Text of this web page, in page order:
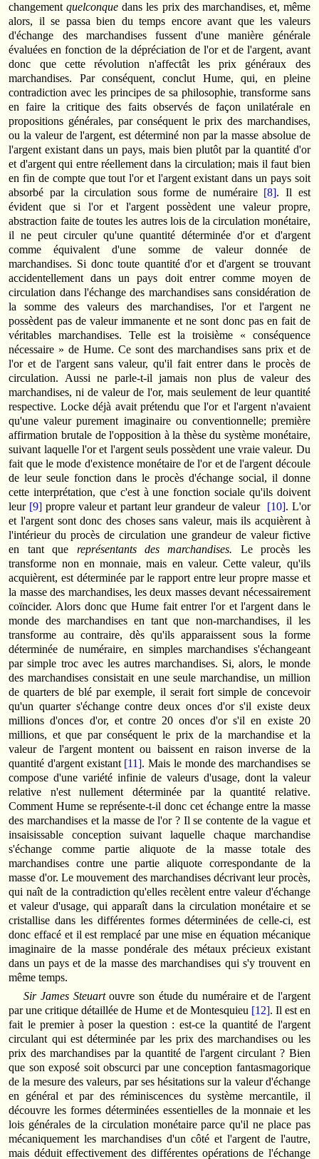
changementquelconquedans les prix des mar­chan­dises, et, même
alors, il se passa bien du temps encore avant que les valeurs
d'échange des marchandises fussent d'une manière générale
évaluées en fonction de la dépréciation de l'or et de l'argent, avant
donc que cette révolution n'affectât les prix généraux des
marchandi­ses. Par conséquent, conclut Hume, qui, en pleine
contradiction avec les principes de sa philosophie, transforme sans
en faire la critique des faits observés de façon unilatérale en
propositions générales, par conséquent le prix des marchandises,
ou la valeur de l'argent, est déterminé non par la masse absolue de
l'argent existant dans un pays, mais bien plutôt par la quantité d'or
et d'argent qui entre réellement dans la circulation; mais il faut bien
en fin de compte que tout l'or et l'argent existant dans un pays soit
absorbé par la circulation sous forme de numéraire [8]. Il est
évident que si l'or et l'argent possèdent une valeur propre,
abstraction faite de toutes les autres lois de la circulation monétaire,
il ne peut circuler qu'une quantité déterminée d'or et d'argent
comme équivalent d'une somme de valeur donnée de
marchandises. Si donc toute quantité d'or et d'argent se trouvant
accidentellement dans un pays doit entrer comme moyen de
circulation dans l'échange des marchandises sans considération de
la somme des valeurs des marchan­dises, l'or et l'argent ne
possèdent pas de valeur immanente et ne sont donc pas en fait de
véritables marchandises. Telle est la troi­sième « conséquence
nécessaire » de Hume. Ce sont des marchandises sans prix et de
l'or et de l'argent sans valeur, qu'il fait entrer dans le procès de
circulation. Aussi ne parle-t-il jamais non plus de valeur des
marchandises, ni de valeur de l'or, mais seulement de leur quantité
respective. Locke déjà avait prétendu que l'or et l'argent n'avaient
qu'une valeur purement imaginaire ou conventionnelle; première
affirmation brutale de l'opposition à la thèse du système monétaire,
suivant laquelle l'or et l'argent seuls possèdent une vraie valeur. Du
fait que le mode d'existence monétaire de l'or et de l'argent découle
de leur seule fonction dans le procès d'échange social, il donne
cette interprétation, que c'est à une fonction sociale qu'ils doivent
leur [9] propre valeur et partant leur grandeur de valeur [10]. L'or
et l'argent sont donc des choses sans valeur, mais ils acquièrent à
l'intérieur du procès de circulation une grandeur de valeur fictive
en tant que représentants des marchandises. Le procès les
transforme non en monnaie, mais en valeur. Cette valeur, qu'ils
acquièrent, est déterminée par le rapport entre leur propre masse et
la masse des marchandises, les deux masses devant nécessairement
coïncider. Alors donc que Hume fait entrer l'or et l'argent dans le
monde des marchandises en tant que non-marchandises, il les
transforme au contraire, dès qu'ils apparaissent sous la forme
déterminée de numéraire, en simples marchandises s'échangeant
par simple troc avec les autres marchandises. Si, alors, le monde
des marchandises consistait en une seule mar­chan­dise, un million
de quarters de blé par exemple, il serait fort simple de concevoir
qu'un quarter s'échange contre deux onces d'or s'il existe deux
millions d'onces d'or, et contre 20 onces d'or s'il en existe 20
millions, et que par conséquent le prix de la marchandise et la
valeur de l'argent montent ou baissent en raison inverse de la
quantité d'argent existant [11]. Mais le monde des marchandises se
compose d'une variété infinie de valeurs d'usage, dont la valeur
relative n'est nullement déterminée par la quantité relative.
Comment Hume se repré­sente-t-il donc cet échange entre la masse
des marchandises et la masse de l'or ? Il se con­­ten­te de la vague et
insaisissable conception suivant laquelle chaque marchandise
s'échan­ge comme partie aliquote de la masse totale des
marchandises contre une partie aliquote corres­pon­dante de la
masse d'or. Le mouvement des marchandises décrivant leur procès,
qui naît de la contradiction qu'elles recèlent entre valeur d'échange
et valeur d'usage, qui apparaît dans la circulation monétaire et se
cristallise dans les différentes formes déterminées de celle-ci, est
donc effacé et il est remplacé par une mise en équation mécanique
imaginaire de la masse pondérale des métaux précieux existant
dans un pays et de la masse des marchandises qui s'y trouvent en
même temps.
Sir James Steuartouvre son étude du numéraire et de l'argent
par une critique détaillée de Hume et de Montesquieu [12]. Il est en
fait le premier à poser la question : est-ce la quantité de l'argent
circulant qui est déterminée par les prix des marchandises ou les
prix des marchan­dises par la quantité de l'argent circulant ? Bien
que son exposé soit obscurci par une concep­tion fantasmagorique
de la mesure des valeurs, par ses hésitations sur la valeur d'échan­­ge
en général et par des réminiscences du système mercantile, il
découvre les formes déterminées essentielles de la monnaie et les
lois générales de la circulation monétaire parce qu'il ne place pas
mécaniquement les marchandises d'un côté et l'argent de l'autre,
mais déduit effective­ment des différentes opérations de l'échange